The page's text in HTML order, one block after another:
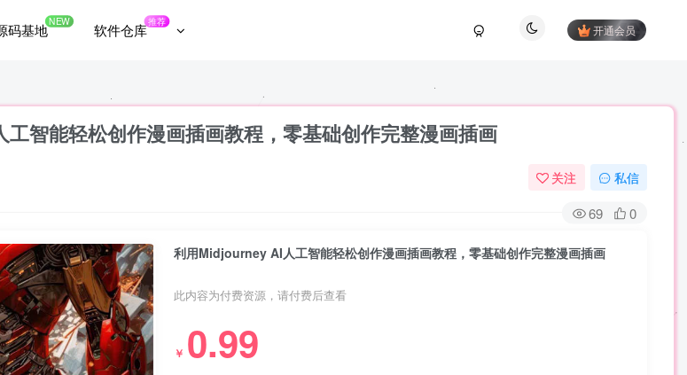
码基地NEW 软件仓库推荐
开通会员
智能轻松创作漫画插画教程，零基础创作完整漫画插画
关注 私信
69 0
利用Midjourney AI人工智能轻松创作漫画插画教程，零基础创作完整漫画插画
此内容为付费资源，请付费后查看
￥ 0.99